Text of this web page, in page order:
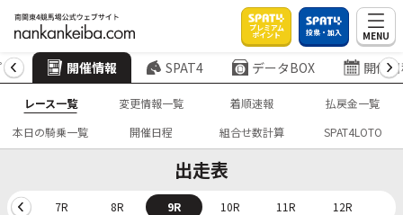
プレミアム
ポイント 投票・加入 MENU
開催情報 SPAT4 データBOX 開催
レース一覧 変更情報一覧 着順速報
払戻金一覧
本日の騎乗一覧
開催日程 組合せ数計算 SPAT4LOTO
出走表
7R 8R 9R 10R 11R 12R